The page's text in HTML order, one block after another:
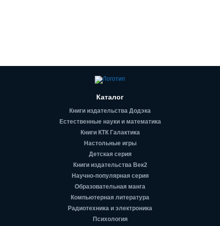
Каталог
Книги издательства Додэка
Естественные науки и математика
Книги КТК Галактика
Настольные игры
Детская серия
Книги издательства Век2
Научно-популярная серия
Образовательная манга
Компьютерная литература
Радиотехника и электроника
Психология